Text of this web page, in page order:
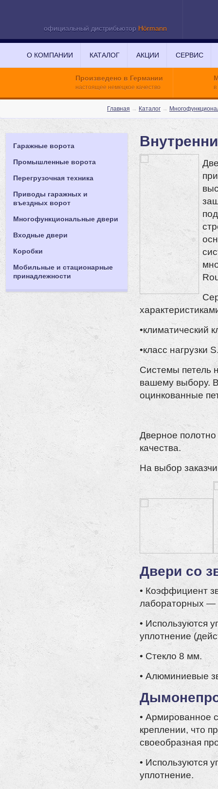
официальный дистрибьютор Hörmann
О КОМПАНИИ КАТАЛОГ АКЦИИ СЕРВИС
Произведено в Германии
настоящее немецкое качество
Главная → Каталог →
Гаражные ворота
Промышленные ворота
Перегрузочная техника
Приводы гаражных и
въездных ворот
Многофункциональные двери
Входные двери
Коробки
Мобильные и стационарные
принадлежности
•климатический
•класс нагрузки
Системы петель
вашему выбору.
оцинкованные
Дверное полотно
качества.
На выбор
Двери со
• Коэффициент
лабораторных —
• Используются
уплотнение
• Стекло 8 мм.
• Алюминиевые
• Армированное
креплении, что
своеобразная
• Используются
уплотнение.